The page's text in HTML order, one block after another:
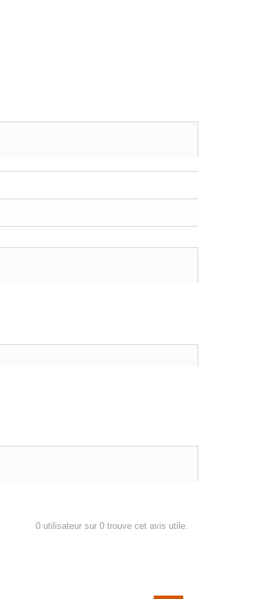
0 utilisateur sur 0 trouve cet avis utile.